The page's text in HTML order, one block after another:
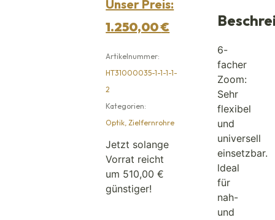
Unser Preis:
1.250,00€
Artikelnummer:
HT31000035-1-1-1-1-
2
Kategorien:
Optik,Zielfernrohre
Jetzt solange
Vorrat reicht
um 510,00 €
günstiger!
6-
facher
Zoom:
Sehr
flexibel
und
universell
einsetzbar.
ldeal
für
nah-
und